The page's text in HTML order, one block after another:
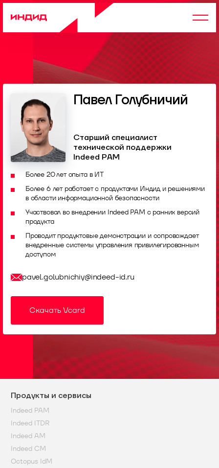
Павел Голубничий
Старший специалист
технической поддержки
Indeed PAM
Более 20 лет опыта в ИТ
Более 6 лет работает с продуктами Индид и решениями
в области информационной безопасности
Участвовал во внедрении Indeed PAM с ранних версий
продукта
Проводит продуктовые демонстрации и сопровождает
внедренные системы управления привилегированным
доступом
pavel.golubnichiy@indeed-id.ru
Скачать Vcard
Продукты и сервисы
Indeed PAM
Indeed ITDR
Indeed AM
Indeed CM
Octopus IdM